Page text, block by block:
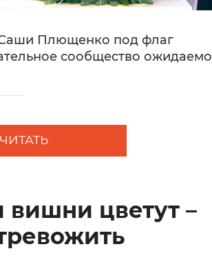
Плющенко под флаг
сообщество ожидаемо
ЧИТАТЬ
вишни цветут –